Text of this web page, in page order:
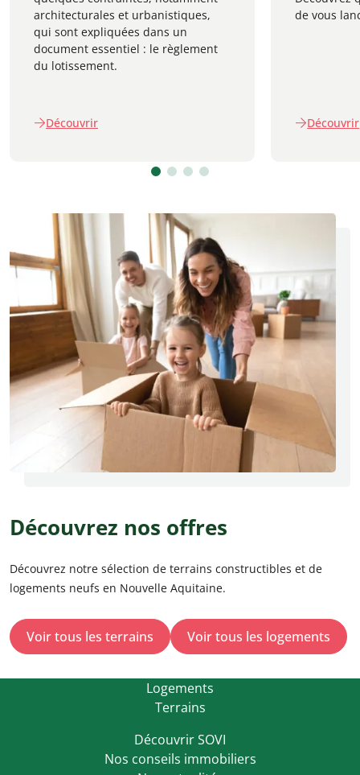
architecturales et urbanistiques,
qui sont expliquées dans un
document essentiel : le règlement
du lotissement.
Découvrir
de vous
Découvrir
Découvrez nos offres
Découvrez notre sélection de terrains constructibles et de
logements neufs en Nouvelle Aquitaine.
Voir tous les terrains Voir tous les logements
Logements
Terrains
Découvrir SOVI
Nos conseils immobiliers